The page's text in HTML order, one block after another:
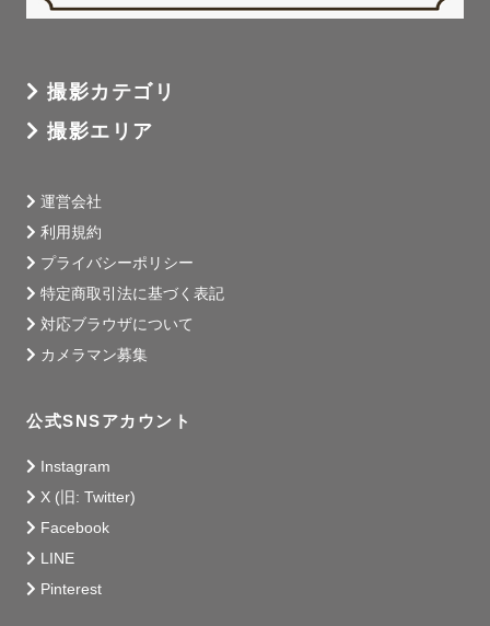
撮影カテゴリ
撮影エリア
運営会社
利用規約
プライバシーポリシー
特定商取引法に基づく表記
対応ブラウザについて
カメラマン募集
公式SNSアカウント
Instagram
X (旧: Twitter)
Facebook
LINE
Pinterest